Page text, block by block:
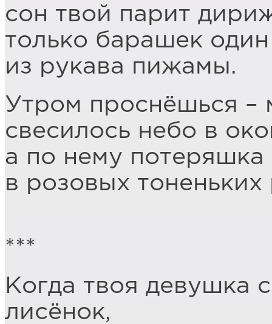
сон твой парит
только барашек
из рукава пижамы.
Утром проснёшься –
свесилось небо в
а по нему потеряшка
в розовых
***
Когда твоя девушка
лисёнок,